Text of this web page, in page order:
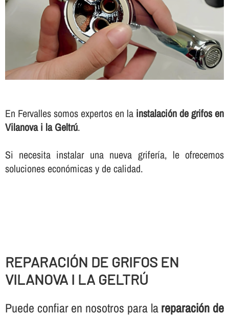
En Fervalles somos expertos en la instalación de grifos en
Vilanova i la Geltrú.
Si necesita instalar una nueva griferí­a, le ofrecemos
soluciones económicas y de calidad.
REPARACIÓN DE GRIFOS EN
VILANOVA I LA GELTRÚ
Puede confiar en nosotros para lareparación de